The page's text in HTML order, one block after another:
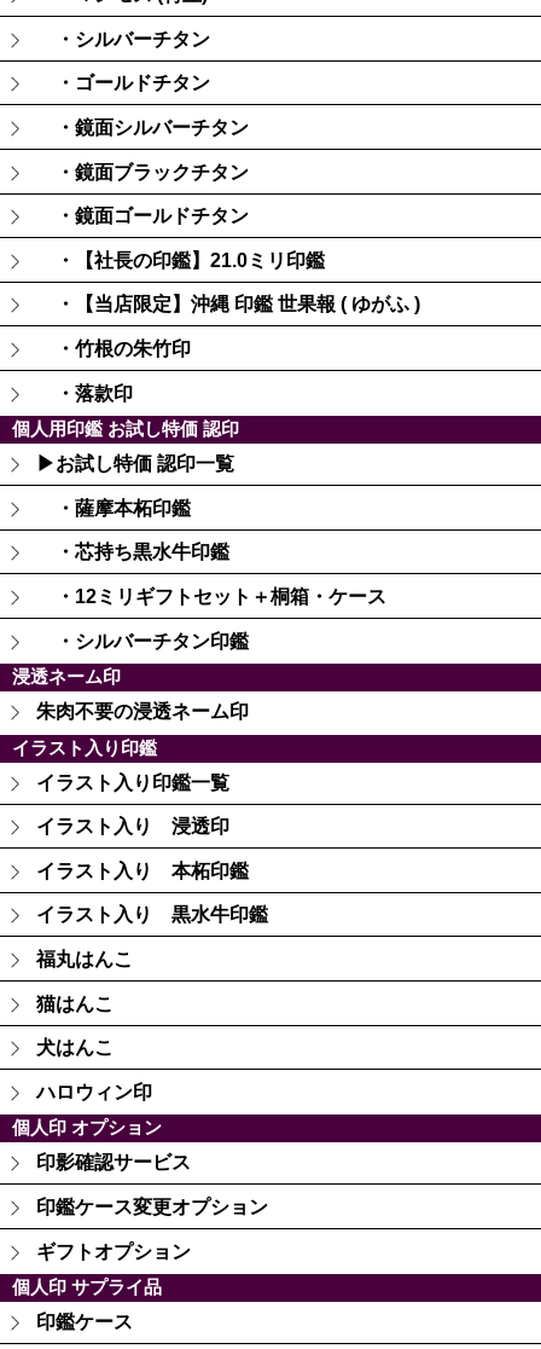
・シルバーチタン
・ゴールドチタン
・鏡面シルバーチタン
・鏡面ブラックチタン
・鏡面ゴールドチタン
・【社長の印鑑】21.0ミリ印鑑
・【当店限定】沖縄 印鑑 世果報 ( ゆがふ )
・竹根の朱竹印
・落款印
個人用印鑑 お試し特価 認印
▶お試し特価 認印一覧
・薩摩本柘印鑑
・芯持ち黒水牛印鑑
・12ミリギフトセット＋桐箱・ケース
・シルバーチタン印鑑
浸透ネーム印
朱肉不要の浸透ネーム印
イラスト入り印鑑
イラスト入り印鑑一覧
イラスト入り 浸透印
イラスト入り 本柘印鑑
イラスト入り 黒水牛印鑑
福丸はんこ
猫はんこ
犬はんこ
ハロウィン印
個人印 オプション
印影確認サービス
印鑑ケース変更オプション
ギフトオプション
個人印 サプライ品
印鑑ケース